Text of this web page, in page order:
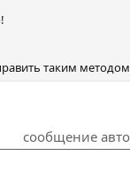
таким
сообщение